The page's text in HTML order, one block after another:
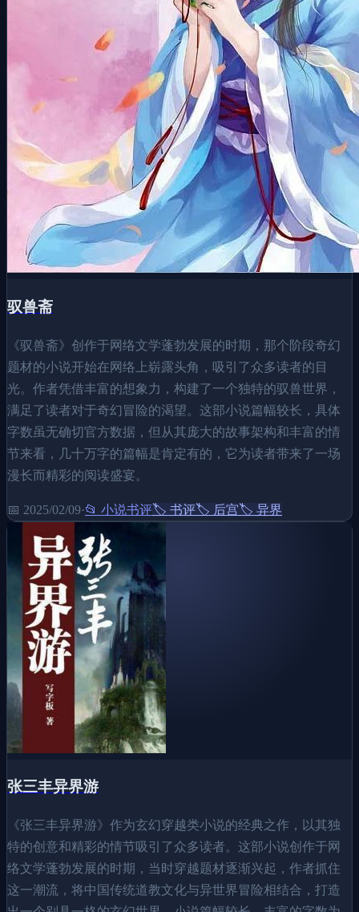
驭兽斋
《驭兽斋》创作于网络文学蓬勃发展的时期，那个阶段奇幻
题材的小说开始在网络上崭露头角，吸引了众多读者的目
光。作者凭借丰富的想象力，构建了一个独特的驭兽世界，
满足了读者对于奇幻冒险的渴望。这部小说篇幅较长，具体
字数虽无确切官方数据，但从其庞大的故事架构和丰富的情
节来看，几十万字的篇幅是肯定有的，它为读者带来了一场
漫长而精彩的阅读盛宴。
📅 2025/02/09·📂 小说书评🏷️ 书评🏷️ 后宫🏷️ 异界
张三丰异界游
《张三丰异界游》作为玄幻穿越类小说的经典之作，以其独
特的创意和精彩的情节吸引了众多读者。这部小说创作于网
络文学蓬勃发展的时期，当时穿越题材逐渐兴起，作者抓住
这一潮流，将中国传统道教文化与异世界冒险相结合，打造